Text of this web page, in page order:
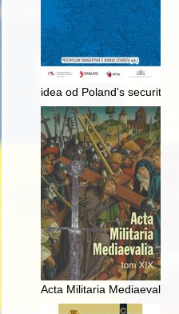
idea od Poland's security
Acta Militaria Mediaevalia.